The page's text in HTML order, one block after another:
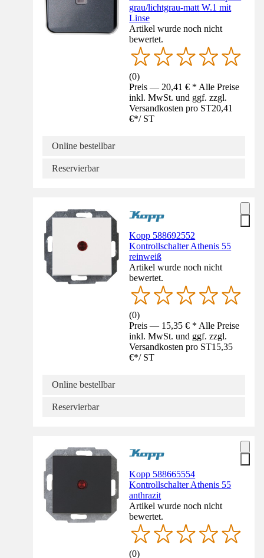
grau/lichtgrau-matt W.1 mit
Linse
Artikel wurde noch nicht
bewertet.
(0)
Preis — 20,41 € * Alle Preise
inkl. MwSt. und ggf. zzgl.
Versandkosten pro ST20,41
€*/ ST
Online bestellbar
Reservierbar
Kopp 588692552
Kontrollschalter Athenis 55
reinweiß
Artikel wurde noch nicht
bewertet.
(0)
Preis — 15,35 € * Alle Preise
inkl. MwSt. und ggf. zzgl.
Versandkosten pro ST15,35
€*/ ST
Online bestellbar
Reservierbar
Kopp 588665554
Kontrollschalter Athenis 55
anthrazit
Artikel wurde noch nicht
bewertet.
(0)